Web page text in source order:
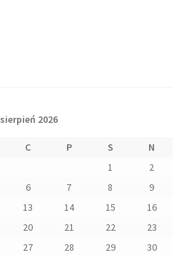
sierpień 2026
C P S
N
1
2
6 7 8
9
13 14 15
16
20 21 22
23
27 28 29
30